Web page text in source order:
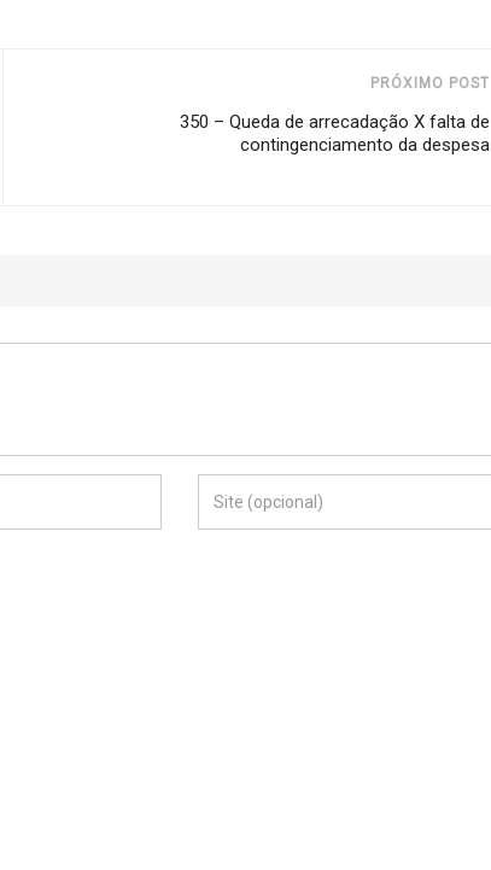
PRÓXIMO POST
350 – Queda de arrecadação X falta de
contingenciamento da despesa